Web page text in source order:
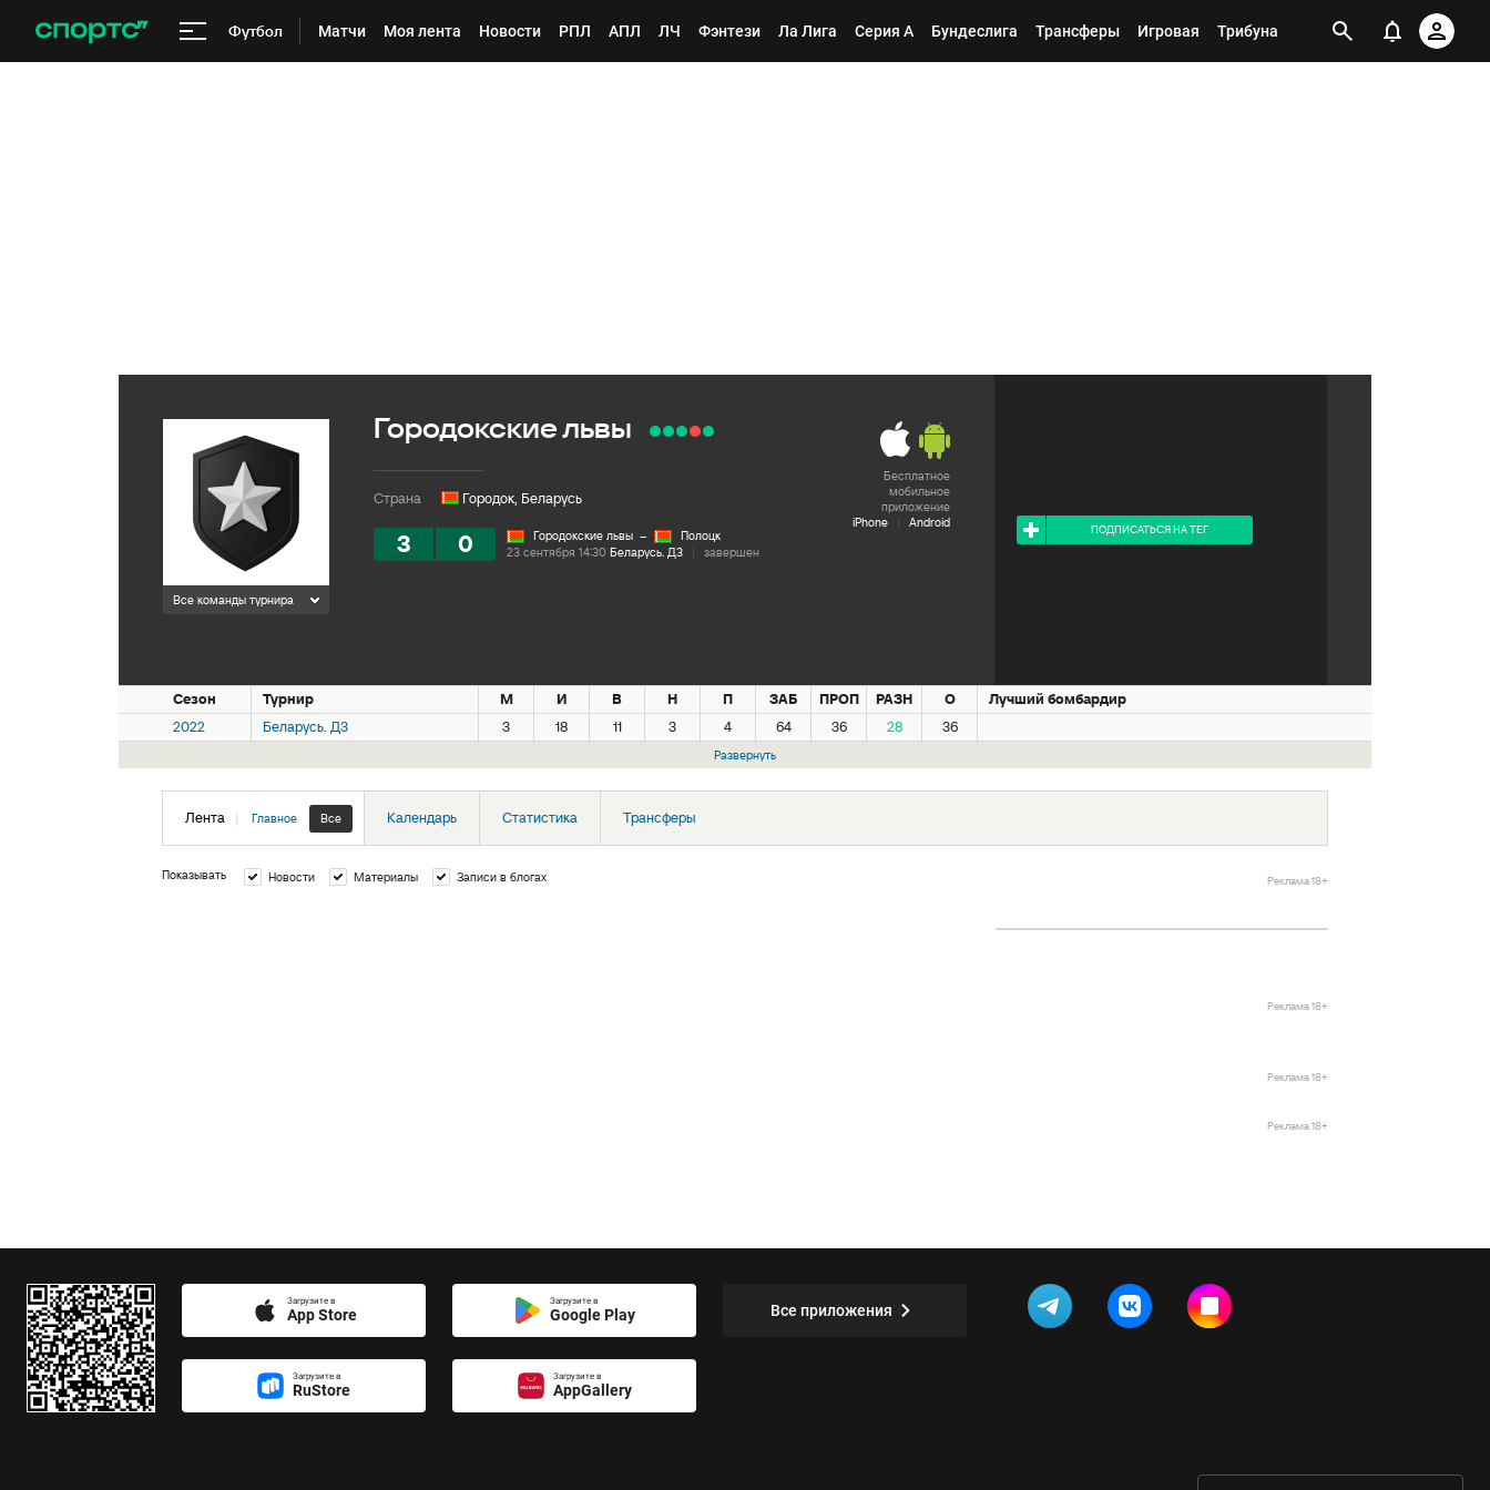
Футбол Матчи Моя лента Новости РПЛ АПЛ ЛЧ Фэнтези Ла Лига Серия А Бундеслига Трансферы Игровая Трибуна
Все команды турнира
Бесплатное
мобильное
приложение
iPhone
| Android
Городокские львы
Страна Городок, Беларусь
3 0 Городокские львы –
Полоцк
23 сентября 14:30 Беларусь. Д3 | завершен
ПОДПИСАТЬСЯ НА ТЕГ
Сезон Турнир М И В Н П ЗАБ ПРОП РАЗН О
Лучший бомбардир
2022
Беларусь. Д3 3 18 11 3 4 64 36 28 36
Развернуть
Лента | Главное Все Календарь Статистика Трансферы
Показывать Новости Материалы Записи в блогах Реклама 18+
Реклама 18+
Реклама 18+
Реклама 18+
Загрузите в
App Store
Загрузите в
Google Play
Загрузите в
RuStore
Загрузите в
AppGallery
Все приложения